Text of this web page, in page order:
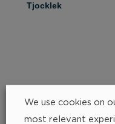
Tjocklek
We use cookies on
most relevant